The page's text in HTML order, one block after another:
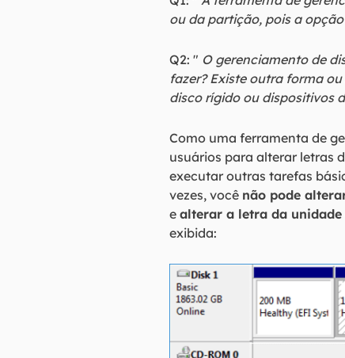
ou da partição, pois a
Q2: " O gerenciamento de
fazer? Existe outra forma
disco rígido ou dispositivos
Como uma ferramenta de
usuários para alterar letras
executar outras tarefas
vezes, você não pode
e alterar a letra da unidade
exibida: